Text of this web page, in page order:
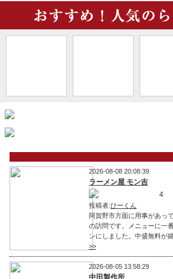
2026-08-08 20:08:39
ラーメン屋 モン吉
4
投稿者:ひーくん
阿賀野市方面に用事があっ
の訪問です。メニューに一
ンにしました。中盛無料が
>>
2026-08-05 13:58:29
中田製作所